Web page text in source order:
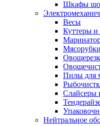
Шкафы
Весы
Куттеры
Мясорубки
Пилы для
Слайсеры
Нейтральное